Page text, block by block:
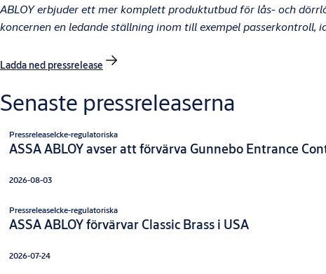
ABLOY erbjuder ett mer komplett produktutbud för lås- och
koncernen en ledande ställning inom till exempel passerkontroll,
Ladda ned pressrelease
Senaste pressreleaserna
PressreleaseIcke-regulatoriska
ASSA ABLOY avser att förvärva Gunnebo Entrance
2026-08-03
PressreleaseIcke-regulatoriska
ASSA ABLOY förvärvar Classic Brass i USA
2026-07-24